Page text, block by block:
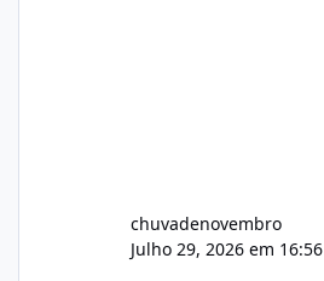
chuvadenovembro
Julho 29, 2026 em 16:56